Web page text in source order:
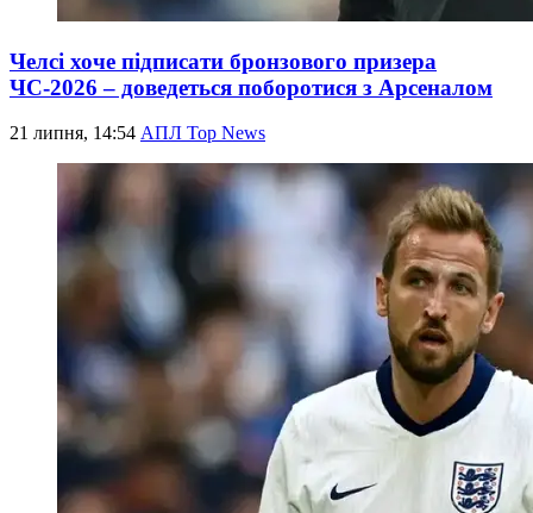
Челсі хоче підписати бронзового призера
ЧС-2026 – доведеться поборотися з Арсеналом
21 липня, 14:54 АПЛ Top News